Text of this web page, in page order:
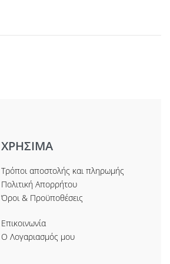
ΧΡΗΣΙΜΑ
Τρόποι αποστολής και πληρωμής
Πολιτική Απορρήτου
Όροι & Προϋποθέσεις
Επικοινωνία
Ο Λογαριασμός μου